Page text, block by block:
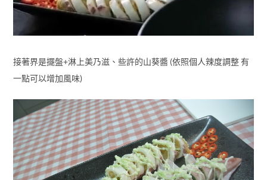
接著界是擺盤+淋上美乃滋、些許的山葵醬 (依照個人辣度調整 有
一點可以增加風味)